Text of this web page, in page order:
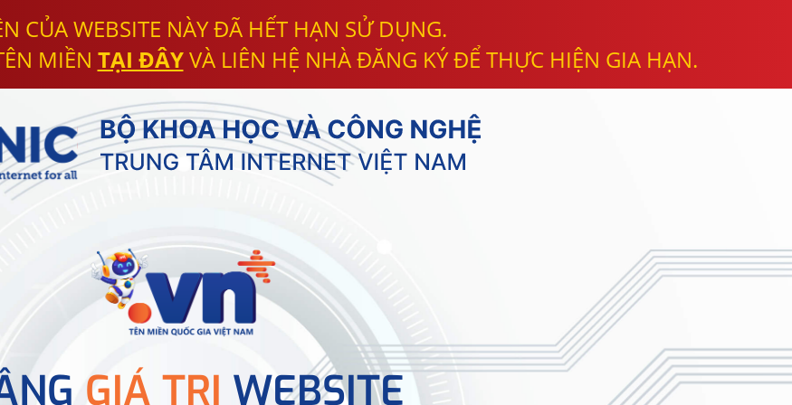
CỦA WEBSITE NÀY ĐÃ HẾT HẠN SỬ DỤNG.
MIỀN TẠI ĐÂYVÀ LIÊN HỆ NHÀ ĐĂNG KÝ ĐỂ THỰC HIỆN GIA HẠN.
GIÁ TRỊ WEBSITE